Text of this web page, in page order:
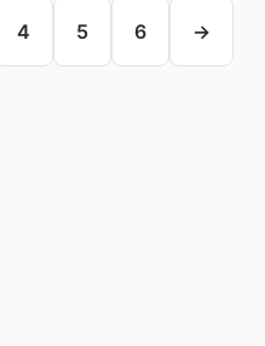
4 5 6 →